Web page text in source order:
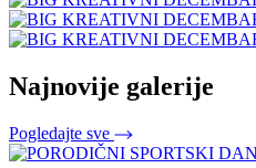
Najnovije galerije
Pogledajte sve